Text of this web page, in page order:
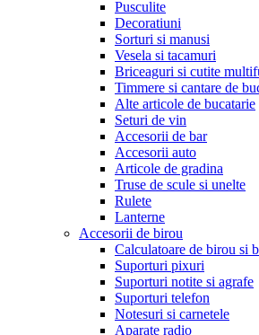
Pusculite
Decoratiuni
Sorturi si manusi
Vesela si tacamuri
Briceaguri si cutite
Timmere si cantare de
Alte articole de bucatarie
Seturi de vin
Accesorii de bar
Accesorii auto
Articole de gradina
Truse de scule si unelte
Rulete
Lanterne
Accesorii de birou
Calculatoare de birou si
Suporturi pixuri
Suporturi notite si agrafe
Suporturi telefon
Notesuri si carnetele
Aparate radio